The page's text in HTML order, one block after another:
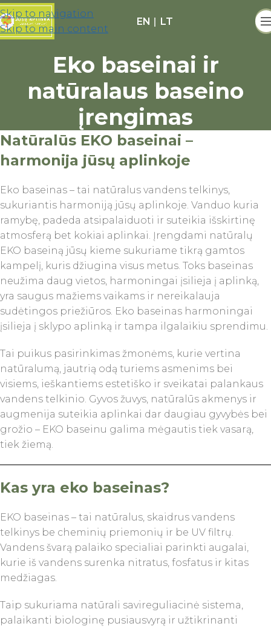
Skip to navigation
Skip to main content
EN | LT
Eko baseinai ir
natūralaus baseino
įrengimas
Natūralūs EKO baseinai –
harmonija jūsų aplinkoje
Eko baseinas – tai natūralus vandens telkinys,
sukuriantis harmoniją jūsų aplinkoje. Vanduo kuria
ramybę, padeda atsipalaiduoti ir suteikia išskirtinę
atmosferą bet kokiai aplinkai. Įrengdami natūralų
EKO baseiną jūsų kieme sukuriame tikrą gamtos
kampelį, kuris džiugina visus metus. Toks baseinas
neužima daug vietos, harmoningai įsilieja į aplinką,
yra saugus mažiems vaikams ir nereikalauja
sudėtingos priežiūros. Eko baseinas harmoningai
įsilieja į sklypo aplinką ir tampa ilgalaikiu sprendimu.
Tai puikus pasirinkimas žmonėms, kurie vertina
natūralumą, jautrią odą turiems asmenims bei
visiems, ieškantiems estetiško ir sveikatai palankaus
vandens telkinio. Gyvos žuvys, natūralūs akmenys ir
augmenija suteikia aplinkai dar daugiau gyvybės bei
grožio – EKO baseinu galima mėgautis tiek vasarą,
tiek žiemą.
Kas yra eko baseinas?
EKO baseinas – tai natūralus, skaidrus vandens
telkinys be cheminių priemonių ir be UV filtrų.
Vandens švarą palaiko specialiai parinkti augalai,
kurie iš vandens surenka nitratus, fosfatus ir kitas
medžiagas.
Taip sukuriama natūrali savireguliacinė sistema,
palaikanti biologinę pusiausvyrą ir užtikrinanti